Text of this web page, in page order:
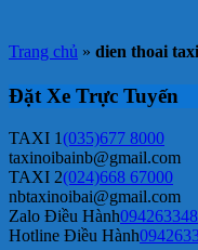
Trang chủ » dien thoai
Đặt Xe Trực Tuyến
TAXI 1(035)677 8000
taxinoibainb@gmail.com
TAXI 2(024)668 67000
nbtaxinoibai@gmail.com
Zalo Điều Hành
Hotline Điều Hành